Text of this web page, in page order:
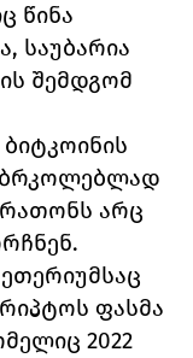
წინა
საუბარია
შემდგომ
არც
ფასმა
2022